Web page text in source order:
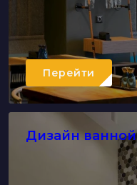
Перейти
Дизайн ванной